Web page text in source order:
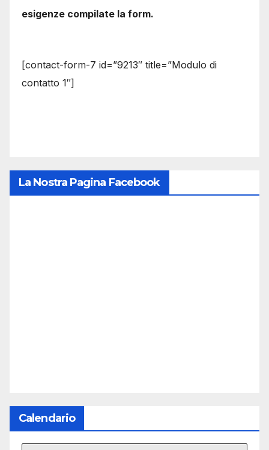
esigenze compilate la form.
[contact-form-7 id=”9213″ title=”Modulo di
contatto 1″]
La Nostra Pagina Facebook
Calendario